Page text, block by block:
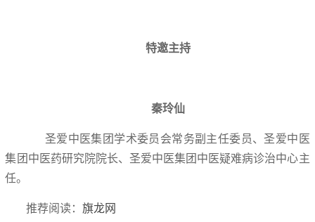
特邀主持
秦玲仙
圣爱中医集团学术委员会常务副主任委员、圣爱中医
集团中医药研究院院长、圣爱中医集团中医疑难病诊治中心主
任。
推荐阅读：旗龙网